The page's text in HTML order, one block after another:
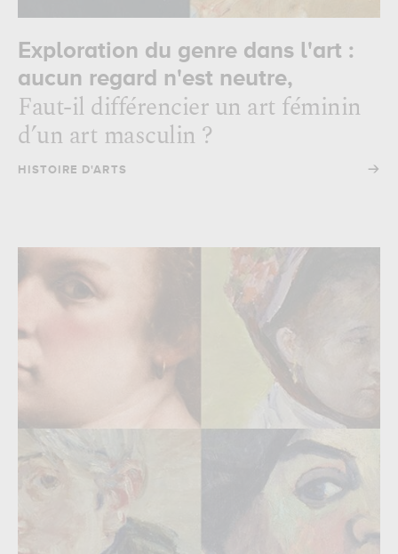
Exploration du genre dans l'art :
aucun regard n'est neutre,
Faut-il différencier un art féminin
d’un art masculin ?
HISTOIRE D'ARTS →